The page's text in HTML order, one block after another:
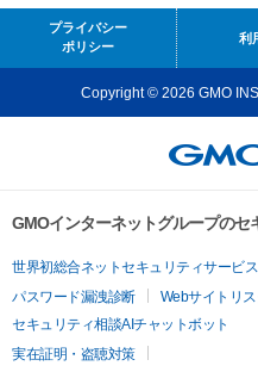
プライバシー
ポリシー
利
Copyright © 2026 GMO
GMOインターネットグループのセ
世界初総合ネットセキュリティサービ
パスワード漏洩診断
Webサイトリ
セキュリティ相談AIチャットボット
実在証明・盗聴対策